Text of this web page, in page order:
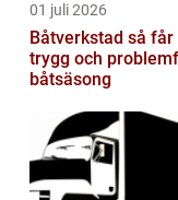
01 juli 2026
Båtverkstad så får du en
trygg och
båtsäsong